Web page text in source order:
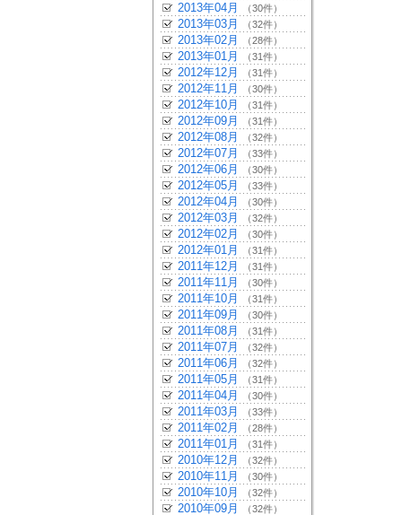
2013年04月 （30件）
2013年03月 （32件）
2013年02月 （28件）
2013年01月 （31件）
2012年12月 （31件）
2012年11月 （30件）
2012年10月 （31件）
2012年09月 （31件）
2012年08月 （32件）
2012年07月 （33件）
2012年06月 （30件）
2012年05月 （33件）
2012年04月 （30件）
2012年03月 （32件）
2012年02月 （30件）
2012年01月 （31件）
2011年12月 （31件）
2011年11月 （30件）
2011年10月 （31件）
2011年09月 （30件）
2011年08月 （31件）
2011年07月 （32件）
2011年06月 （32件）
2011年05月 （31件）
2011年04月 （30件）
2011年03月 （33件）
2011年02月 （28件）
2011年01月 （31件）
2010年12月 （32件）
2010年11月 （30件）
2010年10月 （32件）
2010年09月 （32件）